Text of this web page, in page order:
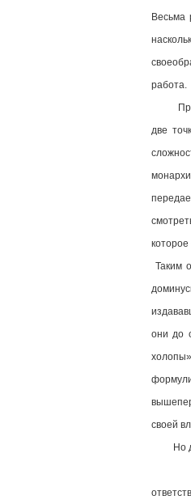
Весьма
работа.
две
Таким
они до
холопы»
своей
Но
Что